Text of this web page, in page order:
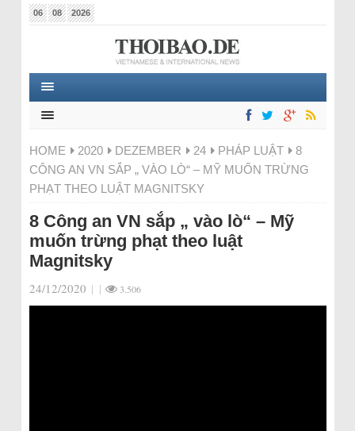
06 08 2026
HOME 2020 DEZEMBER 24 PHÁP LUẬT
8
CÔNG AN VN SẮP „ VÀO LÒ“ – MỸ MUỐN TRỪNG
PHẠT THEO LUẬT MAGNITSKY
8 Công an VN sắp „ vào lò“ – Mỹ
muốn trừng phạt theo luật
Magnitsky
24/12/2020 | | 3.506